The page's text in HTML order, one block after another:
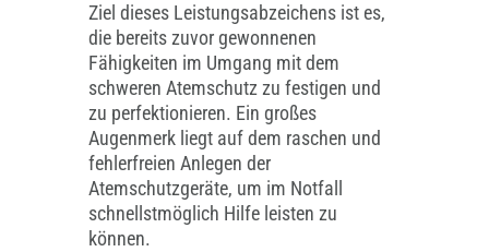
Ziel dieses Leistungsabzeichens ist es,
die bereits zuvor gewonnenen
Fähigkeiten im Umgang mit dem
schweren Atemschutz zu festigen und
zu perfektionieren. Ein großes
Augenmerk liegt auf dem raschen und
fehlerfreien Anlegen der
Atemschutzgeräte, um im Notfall
schnellstmöglich Hilfe leisten zu
können.